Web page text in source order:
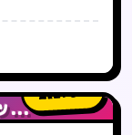
...
276人